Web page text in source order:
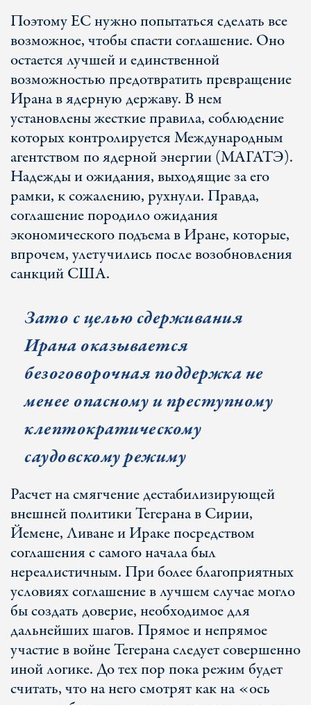
Поэтому ЕС нужно попытаться сделать все
возможное, чтобы спасти соглашение. Оно
остается лучшей и единственной
возможностью предотвратить превращение
Ирана в ядерную державу. В нем
установлены жесткие правила, соблюдение
которых контролируется Международным
агентством по ядерной энергии (МАГАТЭ).
Надежды и ожидания, выходящие за его
рамки, к сожалению, рухнули. Правда,
соглашение породило ожидания
экономического подъема в Иране, которые,
впрочем, улетучились после возобновления
санкций США.
Зато с целью сдерживания
Ирана оказывается
безоговорочная поддержка не
менее опасному и преступному
клептократическому
саудовскому режиму
Расчет на смягчение дестабилизирующей
внешней политики Тегерана в Сирии,
Йемене, Ливане и Ираке посредством
соглашения с самого начала был
нереалистичным. При более благоприятных
условиях соглашение в лучшем случае могло
бы создать доверие, необходимое для
дальнейших шагов. Прямое и непрямое
участие в войне Тегерана следует совершенно
иной логике. До тех пор пока режим будет
считать, что на него смотрят как на «ось